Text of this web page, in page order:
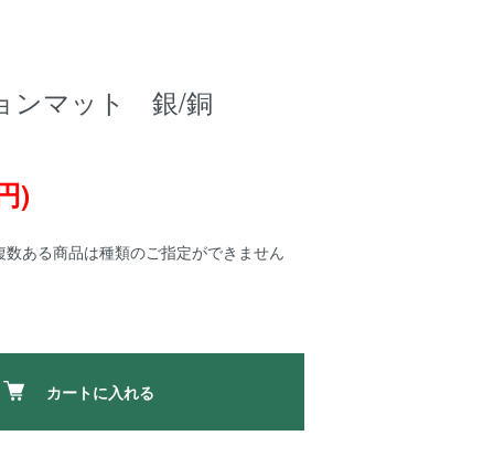
ンマット 銀/銅
)
ある商品は種類のご指定ができません
カートに入れる